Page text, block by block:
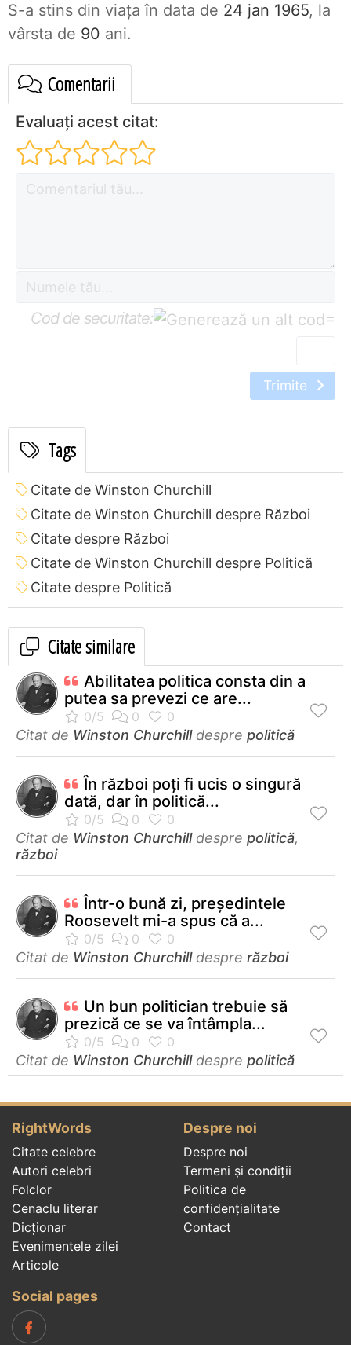
S-a stins din viaţa în data de 24 jan 1965, la
vârsta de 90 ani.
Comentarii
Evaluați acest citat:
Cod de securitate: =
Trimite
Tags
Citate de Winston Churchill
Citate de Winston Churchill despre Război
Citate despre Război
Citate de Winston Churchill despre Politică
Citate despre Politică
Citate similare
Abilitatea politica consta din a
putea sa prevezi ce are...
Citat de Winston Churchilldespre politică
În război poți fi ucis o singură
dată, dar în politică...
Citat de Winston Churchilldespre politică,
război
Într-o bună zi, președintele
Roosevelt mi-a spus că a...
Citat de Winston Churchilldespre război
Un bun politician trebuie să
prezică ce se va întâmpla...
Citat de Winston Churchilldespre politică
RightWords
Citate celebre
Autori celebri
Folclor
Cenaclu literar
Dicționar
Evenimentele zilei
Articole
Despre noi
Despre noi
Termeni și condiții
Politica de
confidenţialitate
Contact
Social pages